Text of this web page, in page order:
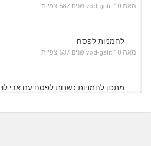
מאת vod-galit 10 שנים 587 צפיות
לחמניות לפסח
מאת vod-galit 10 שנים 637 צפיות
מתכון לחמניות כשרות לפסח עם אבי לוי